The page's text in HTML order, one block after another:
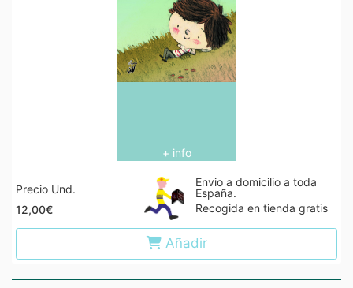
+ info
Precio Und.
12,00€
Envio a domicilio a toda
España.
Recogida en tienda gratis
Añadir